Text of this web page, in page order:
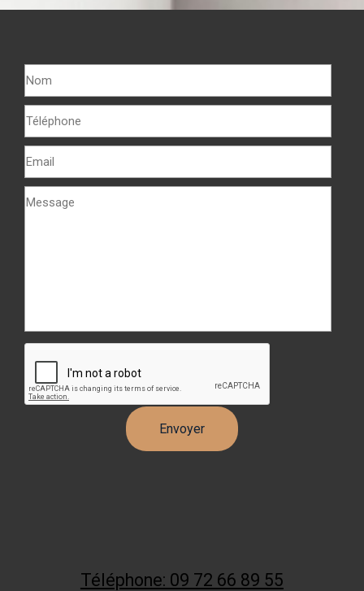
Téléphone: 09 72 66 89 55